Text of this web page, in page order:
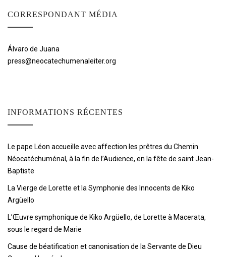
CORRESPONDANT MÉDIA
Álvaro de Juana
press@neocatechumenaleiter.org
INFORMATIONS RÉCENTES
Le pape Léon accueille avec affection les prêtres du Chemin
Néocatéchuménal, à la fin de l’Audience, en la fête de saint Jean-
Baptiste
La Vierge de Lorette et la Symphonie des Innocents de Kiko
Argüello
L’Œuvre symphonique de Kiko Argüello, de Lorette à Macerata,
sous le regard de Marie
Cause de béatification et canonisation de la Servante de Dieu